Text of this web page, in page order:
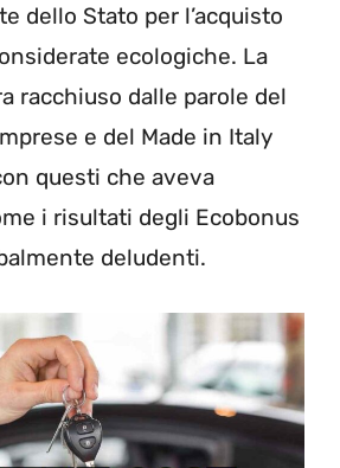
dello Stato per l’acquisto
ecologiche. La
racchiuso dalle parole del
e del Made in Italy
questi che aveva
i risultati degli Ecobonus
deludenti.